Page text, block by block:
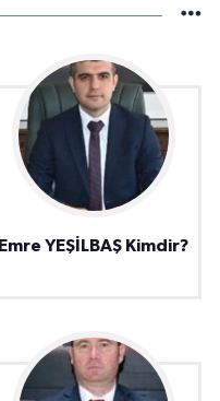
Emre YEŞİLBAŞ Kimdir?